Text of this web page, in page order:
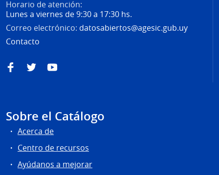
Horario de atención:
Lunes a viernes de 9:30 a 17:30 hs.
Correo electrónico: datosabiertos@agesic.gub.uy
Contacto
FacebookTwitterYouTube
Sobre el Catálogo
Acerca de
Centro de recursos
Ayúdanos a mejorar